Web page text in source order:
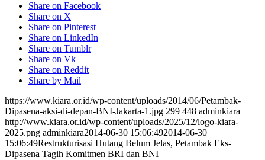
Share on Facebook
Share on X
Share on Pinterest
Share on LinkedIn
Share on Tumblr
Share on Vk
Share on Reddit
Share by Mail
https://www.kiara.or.id/wp-content/uploads/2014/06/Petambak-
Dipasena-aksi-di-depan-BNI-Jakarta-1.jpg 299 448 adminkiara
http://www.kiara.or.id/wp-content/uploads/2025/12/logo-kiara-
2025.png adminkiara2014-06-30 15:06:492014-06-30
15:06:49Restrukturisasi Hutang Belum Jelas, Petambak Eks-
Dipasena Tagih Komitmen BRI dan BNI